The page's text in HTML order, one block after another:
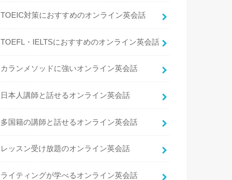
TOEIC対策におすすめのオンライン英会話
TOEFL・IELTSにおすすめのオンライン英会話
カランメソッドに強いオンライン英会話
日本人講師と話せるオンライン英会話
多国籍の講師と話せるオンライン英会話
レッスン受け放題のオンライン英会話
ライティングが学べるオンライン英会話